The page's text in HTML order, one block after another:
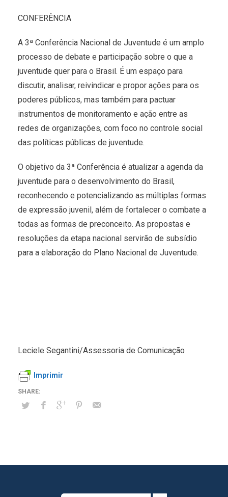
CONFERÊNCIA
A 3ª Conferência Nacional de Juventude é um amplo
processo de debate e participação sobre o que a
juventude quer para o Brasil. É um espaço para
discutir, analisar, reivindicar e propor ações para os
poderes públicos, mas também para pactuar
instrumentos de monitoramento e ação entre as
redes de organizações, com foco no controle social
das políticas públicas de juventude.
O objetivo da 3ª Conferência é atualizar a agenda da
juventude para o desenvolvimento do Brasil,
reconhecendo e potencializando as múltiplas formas
de expressão juvenil, além de fortalecer o combate a
todas as formas de preconceito. As propostas e
resoluções da etapa nacional servirão de subsídio
para a elaboração do Plano Nacional de Juventude.
Leciele Segantini/Assessoria de Comunicação
Imprimir